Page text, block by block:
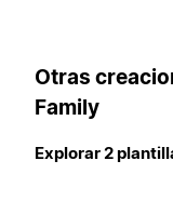
Otras
Family
Explorar 2